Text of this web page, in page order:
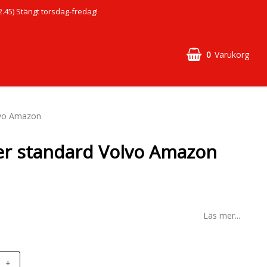
Stängt torsdag-fredag!
0 Varukorg
Amazon
standard Volvo Amazon
Läs mer...
+